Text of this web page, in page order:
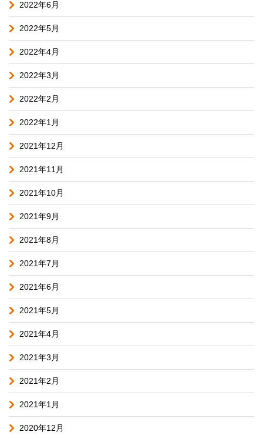
2022年6月
2022年5月
2022年4月
2022年3月
2022年2月
2022年1月
2021年12月
2021年11月
2021年10月
2021年9月
2021年8月
2021年7月
2021年6月
2021年5月
2021年4月
2021年3月
2021年2月
2021年1月
2020年12月